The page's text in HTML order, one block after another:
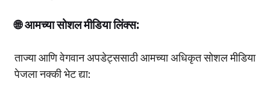
🌐आमच्या सोशल मीडिया लिंक्स:
ताज्या आणि वेगवान अपडेट्ससाठी आमच्या अधिकृत सोशल मीडिया
पेजला नक्की भेट द्या: